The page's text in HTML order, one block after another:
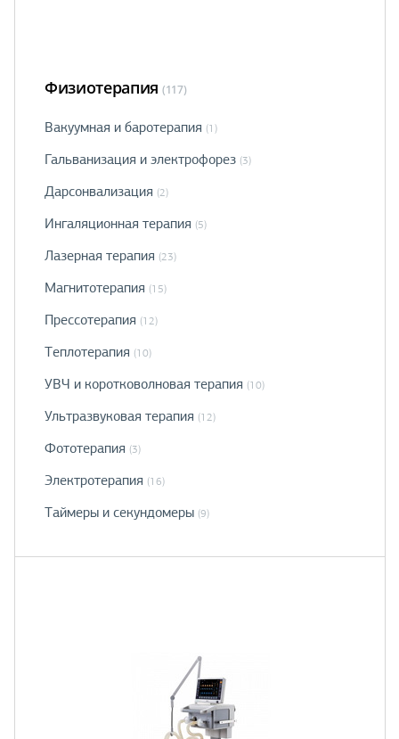
Физиотерапия (117)
Вакуумная и баротерапия (1)
Гальванизация и электрофорез (3)
Дарсонвализация (2)
Ингаляционная терапия (5)
Лазерная терапия (23)
Магнитотерапия (15)
Прессотерапия (12)
Теплотерапия (10)
УВЧ и коротковолновая терапия (10)
Ультразвуковая терапия (12)
Фототерапия (3)
Электротерапия (16)
Таймеры и секундомеры (9)